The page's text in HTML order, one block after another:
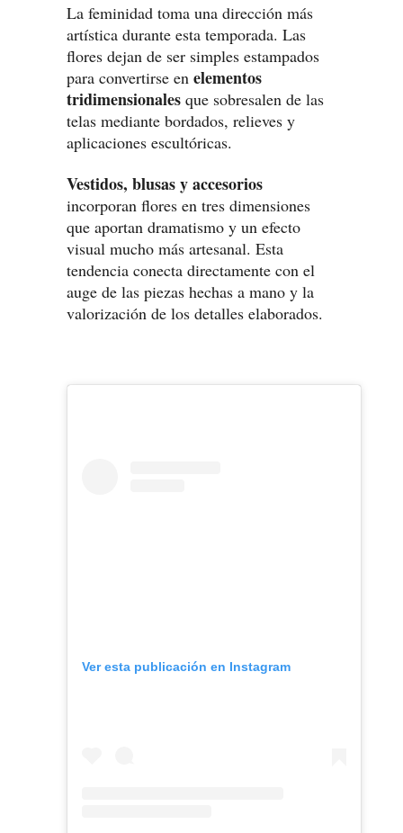
La feminidad toma una dirección más
artística durante esta temporada. Las
flores dejan de ser simples estampados
para convertirse en elementos
tridimensionales que sobresalen de las
telas mediante bordados, relieves y
aplicaciones escultóricas.
Vestidos, blusas y accesorios
incorporan flores en tres dimensiones
que aportan dramatismo y un efecto
visual mucho más artesanal. Esta
tendencia conecta directamente con el
auge de las piezas hechas a mano y la
valorización de los detalles elaborados.
Ver esta publicación en Instagram